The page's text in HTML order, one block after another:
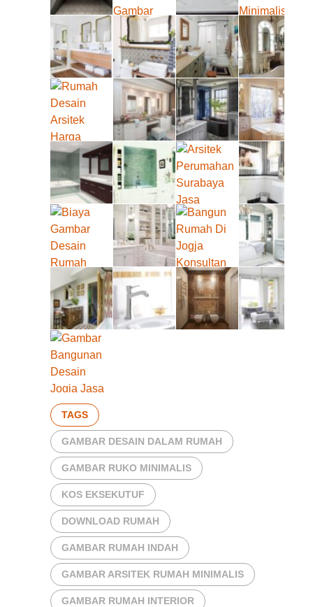
TAGS
GAMBAR DESAIN DALAM RUMAH
GAMBAR RUKO MINIMALIS
KOS EKSEKUTUF
DOWNLOAD RUMAH
GAMBAR RUMAH INDAH
GAMBAR ARSITEK RUMAH MINIMALIS
GAMBAR RUMAH INTERIOR